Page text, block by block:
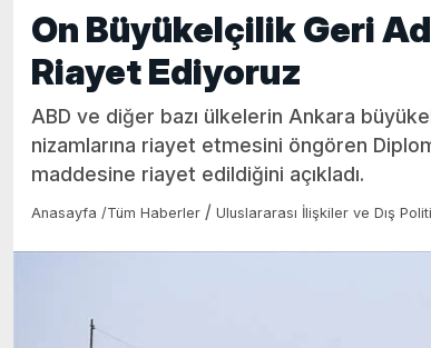
On Büyükelçilik Geri
Riayet Ediyoruz
ABD ve diğer bazı ülkelerin Ankara
nizamlarına riayet etmesini öngören
maddesine riayet edildiğini açıkladı.
Anasayfa /Tüm Haberler / Uluslararası İlişkiler ve Dış